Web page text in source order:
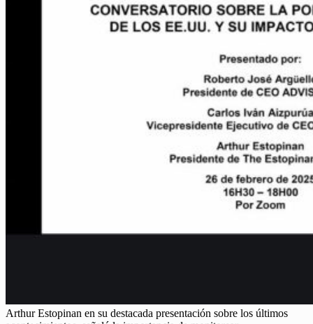
Arthur Estopinan en su destacada presentación sobre los últimos